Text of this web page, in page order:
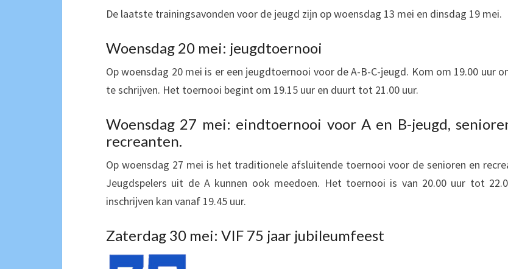
De laatste trainingsavonden voor de jeugd zijn op woensdag 13 mei en dinsdag 19 mei.
Woensdag 20 mei: jeugdtoernooi
Op woensdag 20 mei is er een jeugdtoernooi voor de A-B-C-jeugd. Kom om 19.00 uur
te schrijven. Het toernooi begint om 19.15 uur en duurt tot 21.00 uur.
Woensdag 27 mei: eindtoernooi voor A en B-jeugd,
recreanten.
Op woensdag 27 mei is het traditionele afsluitende toernooi voor de senioren en
Jeugdspelers uit de A kunnen ook meedoen. Het toernooi is van 20.00 uur tot
inschrijven kan vanaf 19.45 uur.
Zaterdag 30 mei: VIF 75 jaar jubileumfeest